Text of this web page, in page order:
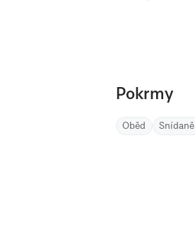
Pokrmy
Oběd Snídaně